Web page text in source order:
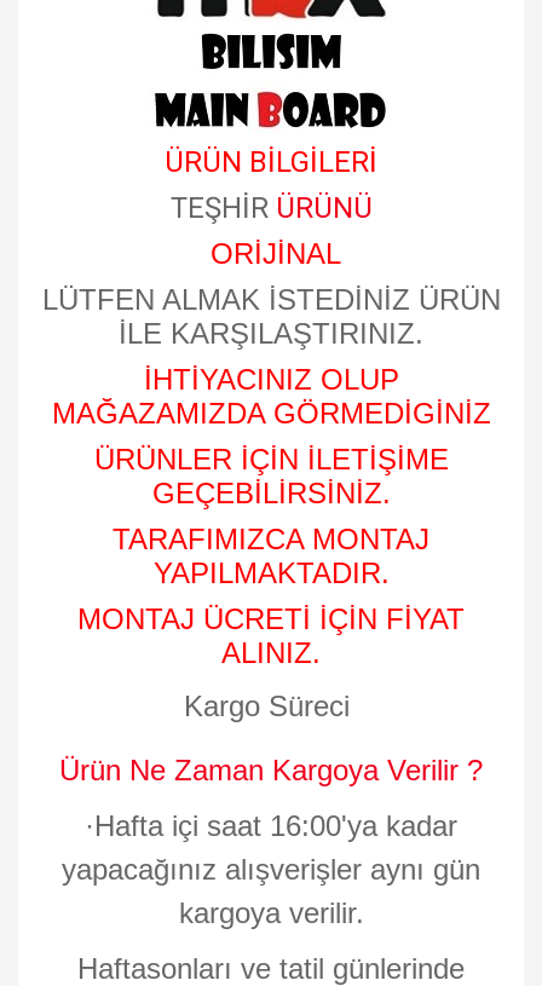
ÜRÜN BİLGİLERİ
TEŞHİR ÜRÜNÜ
ORİJİNAL
LÜTFEN ALMAK İSTEDİNİZ ÜRÜN
İLE KARŞILAŞTIRINIZ.
İHTİYACINIZ OLUP
MAĞAZAMIZDA GÖRMEDİGİNİZ
ÜRÜNLER İÇİN İLETİŞİME
GEÇEBİLİRSİNİZ.
TARAFIMIZCA MONTAJ
YAPILMAKTADIR.
MONTAJ ÜCRETİ İÇİN FİYAT
ALINIZ.
Kargo Süreci
Ürün Ne Zaman Kargoya Verilir ?
·Hafta içi saat 16:00'ya kadar
yapacağınız alışverişler aynı gün
kargoya verilir.
Haftasonları ve tatil günlerinde